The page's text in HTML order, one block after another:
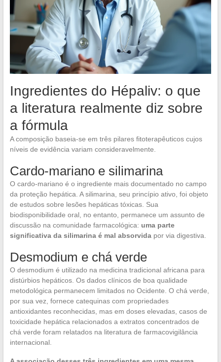
Ingredientes do Hépaliv: o que
a literatura realmente diz sobre
a fórmula
A composição baseia-se em três pilares fitoterapêuticos cujos
níveis de evidência variam consideravelmente.
Cardo-mariano e silimarina
O cardo-mariano é o ingrediente mais documentado no campo
da proteção hepática. A silimarina, seu princípio ativo, foi objeto
de estudos sobre lesões hepáticas tóxicas. Sua
biodisponibilidade oral, no entanto, permanece um assunto de
discussão na comunidade farmacológica: uma parte
significativa da silimarina é mal absorvidapor via digestiva.
Desmodium e chá verde
O desmodium é utilizado na medicina tradicional africana para
distúrbios hepáticos. Os dados clínicos de boa qualidade
metodológica permanecem limitados no Ocidente. O chá verde,
por sua vez, fornece catequinas com propriedades
antioxidantes reconhecidas, mas em doses elevadas, casos de
toxicidade hepática relacionados a extratos concentrados de
chá verde foram relatados na literatura de farmacovigilância
internacional.